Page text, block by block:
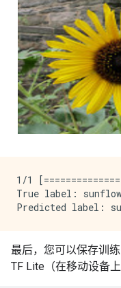
1/1
True label:
最后，您可以保存训
TF Lite（在移动设备